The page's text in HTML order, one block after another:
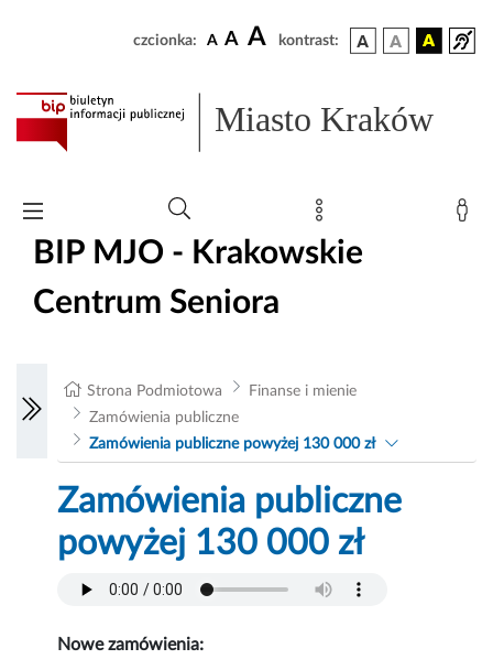
czcionka: A A A kontrast:
Miasto Kraków
BIP MJO - Krakowskie
Centrum Seniora
Strona Podmiotowa
Finanse i mienie
Zamówienia publiczne
Zamówienia publiczne powyżej 130 000 zł
Zamówienia publiczne
powyżej 130 000 zł
Nowe zamówienia: